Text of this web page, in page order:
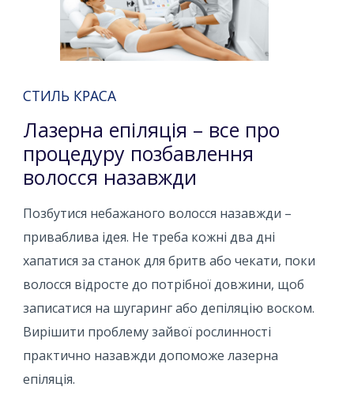
СТИЛЬ КРАСА
Лазерна епіляція – все про
процедуру позбавлення
волосся назавжди
Позбутися небажаного волосся назавжди –
приваблива ідея. Не треба кожні два дні
хапатися за станок для бритв або чекати, поки
волосся відросте до потрібної довжини, щоб
записатися на шугаринг або депіляцію воском.
Вирішити проблему зайвої рослинності
практично назавжди допоможе лазерна
епіляція.